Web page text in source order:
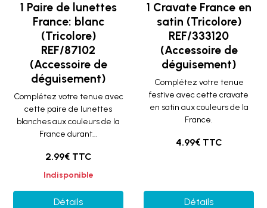
1 Paire de lunettes
France: blanc
(Tricolore)
REF/87102
(Accessoire de
déguisement)
Complétez votre tenue avec
cette paire de lunettes
blanches aux couleurs de la
France durant...
2.99€ TTC
Indisponible
Détails
1 Cravate France en
satin (Tricolore)
REF/333120
(Accessoire de
déguisement)
Complétez votre tenue
festive avec cette cravate
en satin aux couleurs de la
France.
4.99€ TTC
Détails